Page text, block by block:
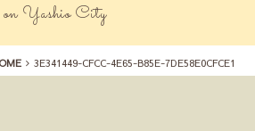
Yashio City
3E341449-CFCC-4E65-B85E-7DE58E0CFCE1